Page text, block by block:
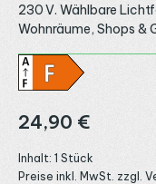
230 V. Wählbare
Wohnräume, Shops &
Regulärer Preis:
24,90 €
Inhalt: 1 Stück
Preise inkl. MwSt. zzgl.